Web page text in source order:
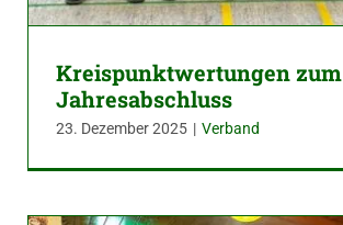
Kreispunktwertungen zum
Jahresabschluss
23. Dezember 2025 | Verband